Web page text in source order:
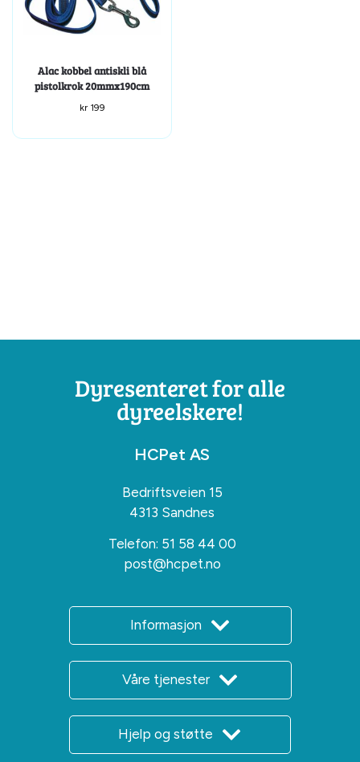
Alac kobbel antiskli blå
pistolkrok 20mmx190cm
kr199
Dyresenteret for alle
dyreelskere!
HCPet AS
Bedriftsveien 15
4313 Sandnes
Telefon: 51 58 44 00
post@hcpet.no
Informasjon
Våre tjenester
Hjelp og støtte